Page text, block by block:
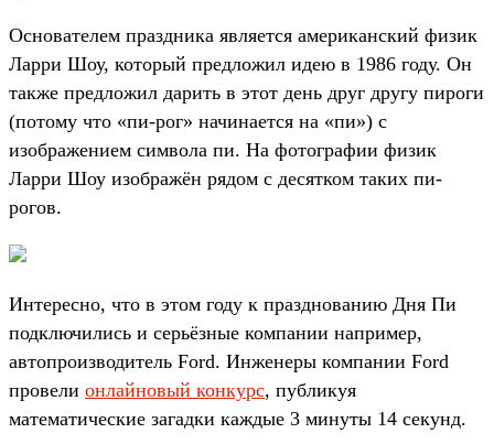
Основателем праздника является американский физик
Ларри Шоу, который предложил идею в 1986 году. Он
также предложил дарить в этот день друг другу пироги
(потому что «пи-рог» начинается на «пи») с
изображением символа пи. На фотографии физик
Ларри Шоу изображён рядом с десятком таких пи-
рогов.
Интересно, что в этом году к празднованию Дня Пи
подключились и серьёзные компании например,
автопроизводитель Ford. Инженеры компании Ford
провели онлайновый конкурс, публикуя
математические загадки каждые 3 минуты 14 секунд.